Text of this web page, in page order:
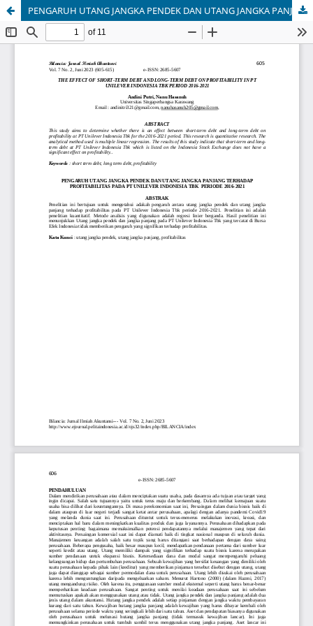
PENGARUH UTANG JANGKA PENDEK DAN UTANG JANGKA PANJANG TERHADAP PROFITABILITAS PADA PT UNILEVER INDONESIA TBK PERIODE 2016 - 2021